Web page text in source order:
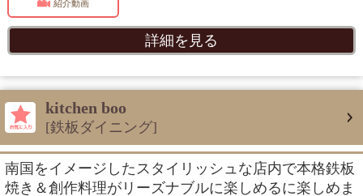
紹介動画
詳細を見る
kitchen boo
[鉄板ダイニング]
南国をイメージしたスタイリッシュな店内で本格鉄板
焼き＆創作料理がリーズナブルに楽しめるに楽しめま